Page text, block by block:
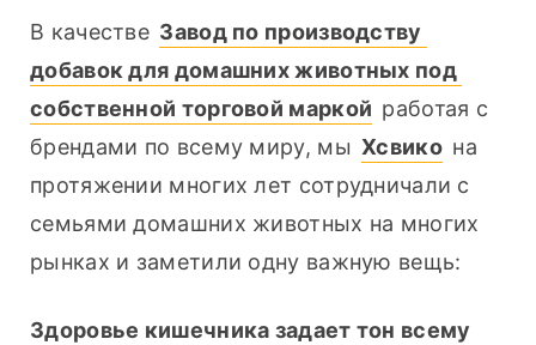
В качестве Завод по производству
добавок для домашних животных под
собственной торговой маркой работая с
брендами по всему миру, мы Хсвико на
протяжении многих лет сотрудничали с
семьями домашних животных на многих
рынках и заметили одну важную вещь:
Здоровье кишечника задает тон всему